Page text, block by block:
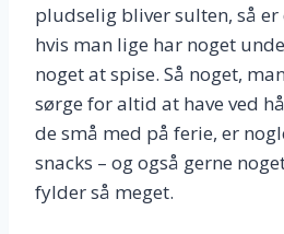
pludselig bliver sulten, så
hvis man lige har noget
noget at spise. Så noget,
sørge for altid at have ved
de små med på ferie, er
snacks – og også gerne
fylder så meget.